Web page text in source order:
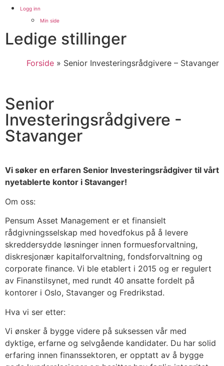
Logg inn
Min side
Ledige stillinger
Forside » Senior Investeringsrådgivere – Stavanger
Senior
Investeringsrådgivere -
Stavanger
Vi søker en erfaren Senior Investeringsrådgiver til vårt
nyetablerte kontor i Stavanger!
Om oss:
Pensum Asset Management er et finansielt
rådgivningsselskap med hovedfokus på å levere
skreddersydde løsninger innen formuesforvaltning,
diskresjonær kapitalforvaltning, fondsforvaltning og
corporate finance. Vi ble etablert i 2015 og er regulert
av Finanstilsynet, med rundt 40 ansatte fordelt på
kontorer i Oslo, Stavanger og Fredrikstad.
Hva vi ser etter:
Vi ønsker å bygge videre på suksessen vår med
dyktige, erfarne og selvgående kandidater. Du har solid
erfaring innen finanssektoren, er opptatt av å bygge